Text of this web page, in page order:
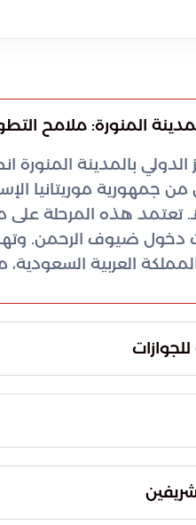
المنورة: ملامح التطوير
بالمدينة المنورة
من جمهورية موريتانيا
في موسم الحج لعام 1447هـ.
دخول ضيوف الرحمن.
العربية السعودية،
هذه الاستعدادات إلى
الصارم بالمعايير
ذلك من خلال
الكبيرة. تعكس هذه